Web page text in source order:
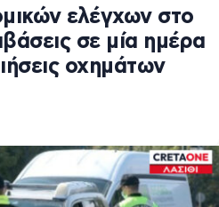
ελέγχων στο
σε μία ημέρα
οχημάτων